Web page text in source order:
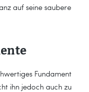
auf seine saubere
Fundament
ihn jedoch auch zu